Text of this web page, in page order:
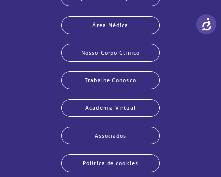
Área Médica
Nosso Corpo Clínico
Trabalhe Conosco
Academia Virtual
Associados
Política de cookies